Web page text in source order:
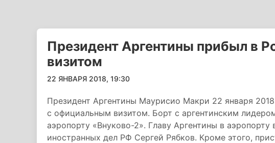
Президент Аргентины прибыл в
визитом
22 ЯНВАРЯ 2018, 19:30
Президент Аргентины Маурисио Макри 22 января
с официальным визитом. Борт с аргентинским
аэропорту «Внуково-2». Главу Аргентины в аэропорту
иностранных дел РФ Сергей Рябков. Кроме этого,